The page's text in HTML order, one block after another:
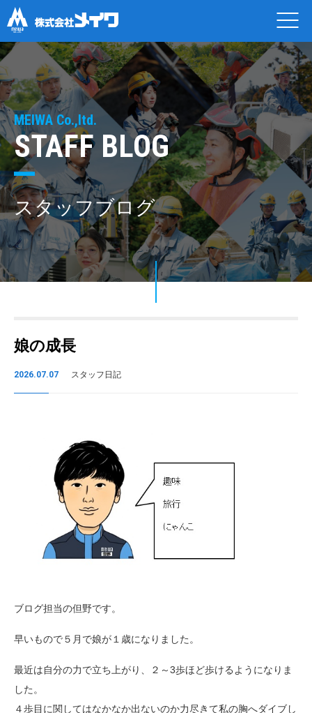
MEIWA Co.,ltd.
STAFF BLOG
スタッフブログ
娘の成長
2026.07.07 スタッフ日記
ブログ担当の但野です。
早いもので５月で娘が１歳になりました。
最近は自分の力で立ち上がり、２～3歩ほど歩けるようになりま
した。
４歩目に関してはなかなか出ないのか力尽きて私の胸へダイブし